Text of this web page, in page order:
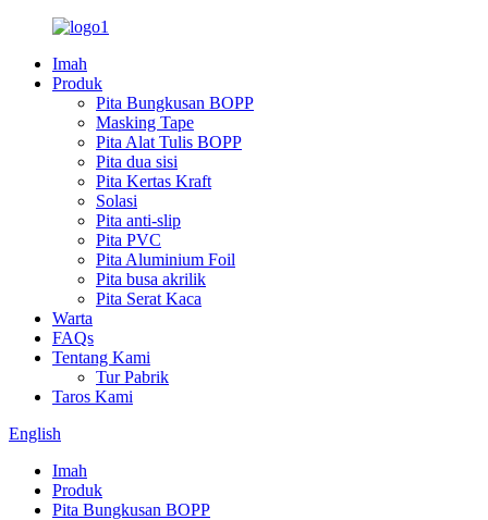
Imah
Produk
Pita Bungkusan BOPP
Masking Tape
Pita Alat Tulis BOPP
Pita dua sisi
Pita Kertas Kraft
Solasi
Pita anti-slip
Pita PVC
Pita Aluminium Foil
Pita busa akrilik
Pita Serat Kaca
Warta
FAQs
Tentang Kami
Tur Pabrik
Taros Kami
English
Imah
Produk
Pita Bungkusan BOPP